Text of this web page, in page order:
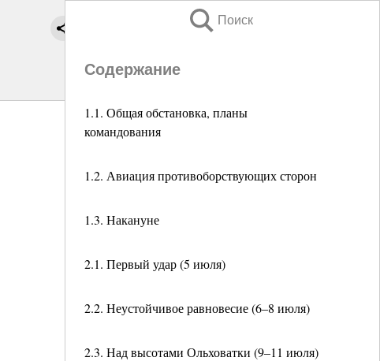
Поиск
Содержание
1.1. Общая обстановка, планы
командования
1.2. Авиация противоборствующих сторон
1.3. Накануне
2.1. Первый удар (5 июля)
2.2. Неустойчивое равновесие (6–8 июля)
2.3. Над высотами Ольховатки (9–11 июля)